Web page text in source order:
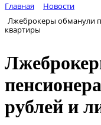
Главная
Новости
Лжеброкеры обманули
квартиры
рублей и